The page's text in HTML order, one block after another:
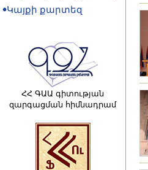
Կայքի քարտեզ
ՀՀ ԳԱԱ գիտության
զարգացման հիմնադրամ